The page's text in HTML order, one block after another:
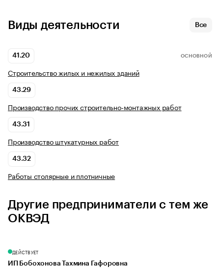
Виды деятельности Все
41.20 ОСНОВНОЙ
Строительство жилых и нежилых зданий
43.29
Производство прочих строительно-монтажных работ
43.31
Производство штукатурных работ
43.32
Работы столярные и плотничные
Другие предприниматели с тем же
ОКВЭД
ДЕЙСТВУЕТ
ИП Бобохонова Тахмина Гафоровна